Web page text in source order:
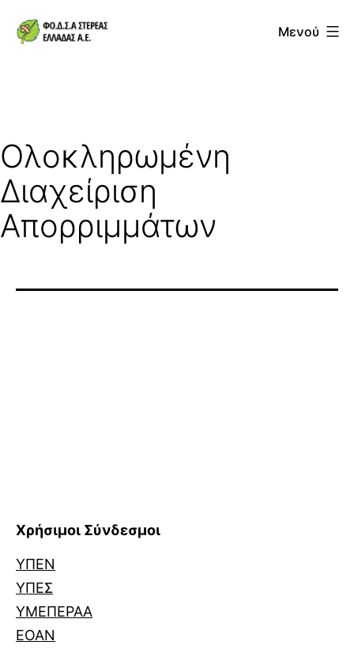
σε
Μενού
Ολοκληρωμένη
Διαχείριση
Απορριμμάτων
Χρήσιμοι Σύνδεσμοι
ΥΠΕΝ
ΥΠΕΣ
ΥΜΕΠΕΡΑΑ
ΕΟΑΝ